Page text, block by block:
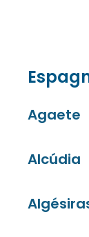
Agaete
Alcúdia